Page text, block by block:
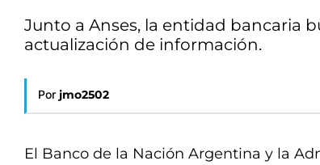
Junto a Anses, la entidad bancaria
actualización de información.
Por jmo2502
El Banco de la Nación Argentina y la